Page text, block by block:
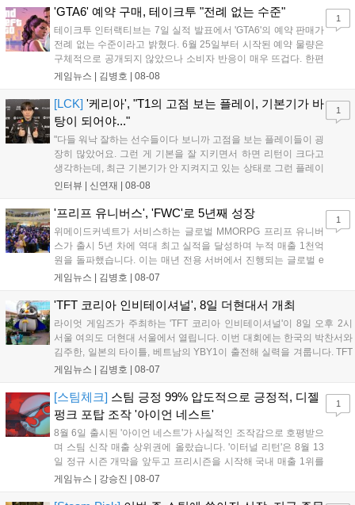
산의 영웅들 업데이트를 통해 정식 출시될 예정이다....
'GTA6' 예약 구매, 테이크투 "전례 없는 수준"
테이크투 인터랙티브는 7일 실적 발표에서 'GTA6'의 예약 판매가
전례 없는 수준이라고 밝혔다. 6월 25일부터 시작된 예약 물량은
구체적으로 공개되지 않았으나 소비자 반응이 매우 뜨겁다. 한편
11월 19일 PS5와 Xbox 시리즈 X|S로 정식 출시될 예정이며, 록
상 'Grand Theft Auto VI: An Extended Look'을 최초 공개할 계획
이다....
게임뉴스 | 김병호 | 08-08
1
[LCK] '케리아', "T1의 고점 보는 플레이, 기본기가 바
탕이 되어야..."
"다들 워낙 잘하는 선수들이다 보니까 고점을 보는 플레이들이 굉
장히 많았어요. 그런 게 기본을 잘 지키면서 하면 리턴이 크다고
생각하는데, 최근 기본기가 안 지켜지고 있는 상태로 그런 플레이
를 추구하다 보니까 팀적으로 안 좋은 사고가 계속 많이 났던 것
LoL 챔피언스 코리아(LCK)'...
인터뷰 | 신연재 | 08-08
1
'프리프 유니버스', 'FWC'로 5년째 성장
위메이드커넥트가 서비스하는 글로벌 MMORPG 프리프 유니버
스가 출시 5년 차에 역대 최고 실적을 달성하며 누적 매출 1천억
원을 돌파했습니다. 이는 매년 전용 서버에서 진행되는 글로벌 e
스포츠 대회 FWC의 영향이 큽니다. FWC는 이용자가 동일한 조
은 전년 대비 매출과 이용자 지표가 대폭 상승하는 성과를 냈습니
FWC 그랜드 파이널이 개최될 예정이며, 위메이드커넥트는 이를
통해 커뮤니티 중심의 장기 성장 모델을 지속할 방침입니다....
게임뉴스 | 김병호 | 08-07
1
'TFT 코리아 인비테이셔널', 8일 더현대서 개최
라이엇 게임즈가 주최하는 'TFT 코리아 인비테이셔널'이 8일 오후 2시
서울 여의도 더현대 서울에서 열립니다. 이번 대회에는 한국의 박찬서와
김주한, 일본의 타이틀, 베트남의 YBY1이 출전해 실력을 겨룹니다. TFT
는 소속팀 없이 개인 자격으로 참가하는 독특한 대회 구조를 가지며, 누
17일까지 이어지는 이번 행사는 신규 세트 체험과 공연 등 다양한 즐길
거리를 제공하며, 이후 현대백화점 판교점에서도 행사가 이어질 예정입
니다. 연말에는 라스베이거스 오픈이 개최됩니다....
게임뉴스 | 김병호 | 08-07
[스팀체크] 스팀 긍정 99% 압도적으로 긍정적, 디젤
펑크 포탑 조작 '아이언 네스트'
8월 6일 출시된 '아이언 네스트'가 사실적인 조작감으로 호평받으
며 스팀 신작 매출 상위권에 올랐습니다. '이터널 리턴'은 8월 13
일 정규 시즌 개막을 앞두고 프리시즌을 시작해 국내 매출 1위를
기록했습니다. 25주년을 맞은 '고스트 리콘' 시리즈는 8월 6일 쇼
게임뉴스 | 강승진 | 08-07
1